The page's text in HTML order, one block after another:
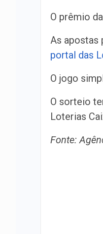
O prêmio
As apostas
portal das
O jogo
O sorteio
Loterias
Fonte: